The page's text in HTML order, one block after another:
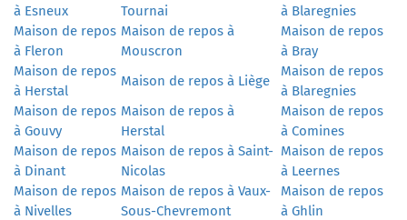
à Esneux
Tournai
à Blaregnies
Maison de repos
à Fleron
Maison de repos à
Mouscron
Maison de repos
à Bray
Maison de repos
à Herstal
Maison de repos à Liège
Maison de repos
à Blaregnies
Maison de repos
à Gouvy
Maison de repos à
Herstal
Maison de repos
à Comines
Maison de repos
à Dinant
Maison de repos à Saint-
Nicolas
Maison de repos
à Leernes
Maison de repos
à Nivelles
Maison de repos à Vaux-
Sous-Chevremont
Maison de repos
à Ghlin